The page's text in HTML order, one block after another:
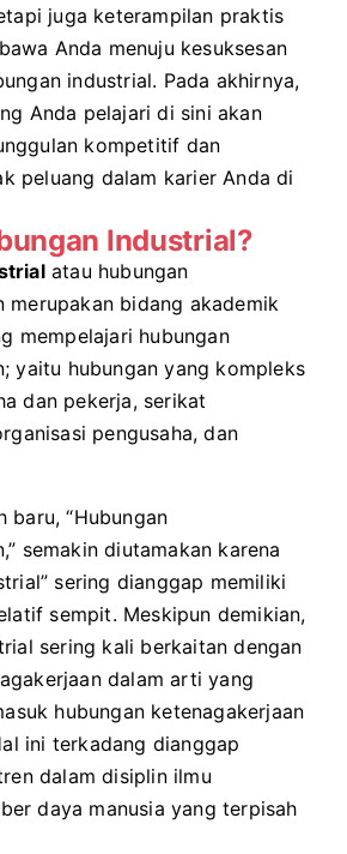
juga keterampilan praktis
Anda menuju kesuksesan
industrial. Pada akhirnya,
Anda pelajari di sini akan
kompetitif dan
peluang dalam karier Anda di
Industrial?
atau hubungan
merupakan bidang akademik
mempelajari hubungan
yaitu hubungan yang kompleks
dan pekerja, serikat
pengusaha, dan
baru, “Hubungan
semakin diutamakan karena
sering dianggap memiliki
sempit. Meskipun demikian,
sering kali berkaitan dengan
dalam arti yang
hubungan ketenagakerjaan
ini terkadang dianggap
dalam disiplin ilmu
daya manusia yang terpisah